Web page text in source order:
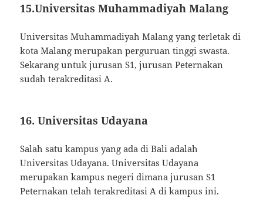
15.Universitas Muhammadiyah Malang
Universitas Muhammadiyah Malang yang terletak di
kota Malang merupakan perguruan tinggi swasta.
Sekarang untuk jurusan S1, jurusan Peternakan
sudah terakreditasi A.
16. Universitas Udayana
Salah satu kampus yang ada di Bali adalah
Universitas Udayana. Universitas Udayana
merupakan kampus negeri dimana jurusan S1
Peternakan telah terakreditasi A di kampus ini.